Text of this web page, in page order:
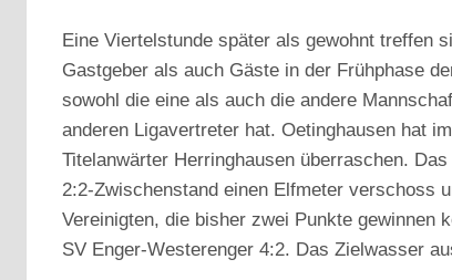
Eine Viertelstunde später als gewohnt treffen
Gastgeber als auch Gäste in der Frühphase
sowohl die eine als auch die andere
anderen Ligavertreter hat. Oetinghausen hat
Titelanwärter Herringhausen überraschen.
2:2-Zwischenstand einen Elfmeter verschoss
Vereinigten, die bisher zwei Punkte gewinnen
SV Enger-Westerenger 4:2. Das Zielwasser